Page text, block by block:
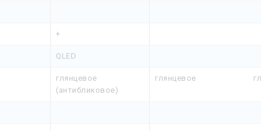
+
QLED
глянцевое
(антибликовое)
глянцевое